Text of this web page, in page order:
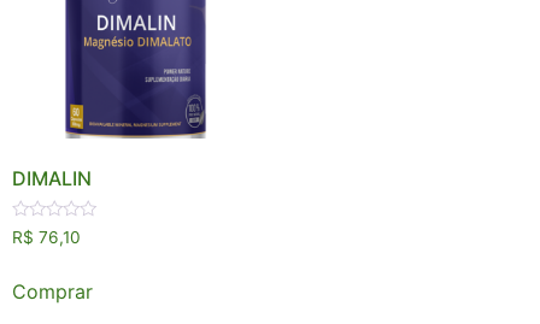
DIMALIN
Avaliação
0
R$ 76,10
Comprar